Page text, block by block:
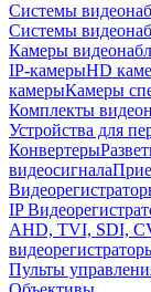
Системы
Системы
Камеры
IP-камерыHD
камерыКамеры
Комплекты
Устройства для
Конвертеры
видеосигнала
IP
AHD, TVI, SDI,
Пульты